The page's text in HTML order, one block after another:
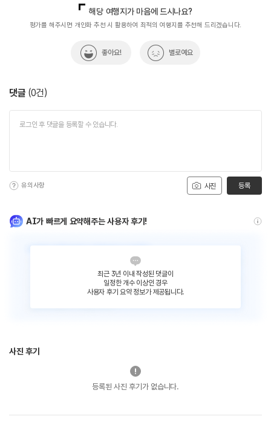
해당 여행지가 마음에 드시나요?
평가를 해주시면 개인화 추천 시 활용하여 최적의 여행지를 추천해 드리겠습니다.
좋아요! 별로예요
댓글 (0건)
사진
유의사항 등록
AI가 빠르게 요약해주는 사용자 후기!
최근 3년 이내 작성된 댓글이
일정한 개수 이상인 경우
사용자 후기 요약 정보가 제공됩니다.
사진 후기
등록된 사진 후기가 없습니다.